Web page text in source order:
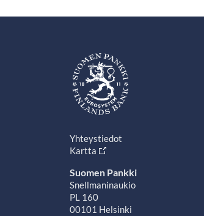
Yhteystiedot
Kartta
Suomen Pankki
Snellmaninaukio
PL 160
00101 Helsinki